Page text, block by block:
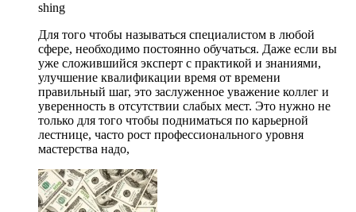
shing
Для того чтобы называться специалистом в любой
сфере, необходимо постоянно обучаться. Даже если вы
уже сложившийся эксперт с практикой и знаниями,
улучшение квалификации время от времени
правильный шаг, это заслуженное уважение коллег и
уверенность в отсутствии слабых мест. Это нужно не
только для того чтобы подниматься по карьерной
лестнице, часто рост профессионального уровня
мастерства надо,